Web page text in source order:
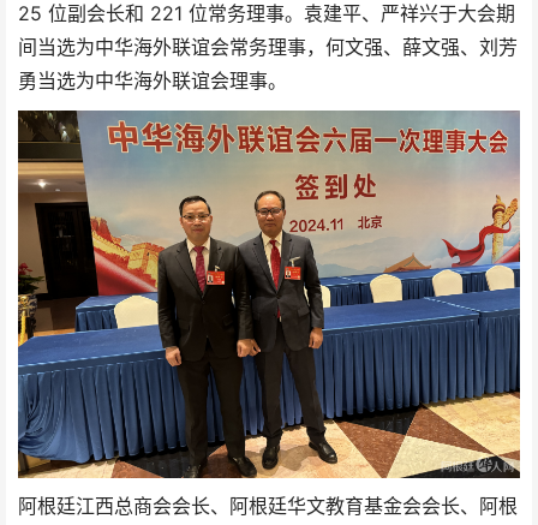
25 位副会长和 221 位常务理事。袁建平、严祥兴于大会期
间当选为中华海外联谊会常务理事，何文强、薛文强、刘芳
勇当选为中华海外联谊会理事。
阿根廷江西总商会会长、阿根廷华文教育基金会会长、阿根